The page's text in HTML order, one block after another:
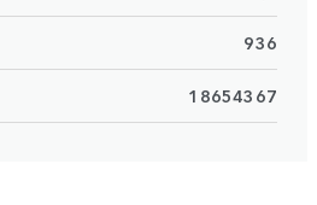
936
18654367